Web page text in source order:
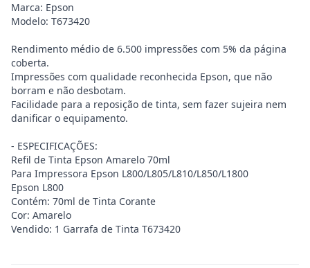
Marca: Epson
Modelo: T673420
Rendimento médio de 6.500 impressões com 5% da página
coberta.
Impressões com qualidade reconhecida Epson, que não
borram e não desbotam.
Facilidade para a reposição de tinta, sem fazer sujeira nem
danificar o equipamento.
- ESPECIFICAÇÕES:
Refil de Tinta Epson Amarelo 70ml
Para Impressora Epson L800/L805/L810/L850/L1800
Epson L800
Contém: 70ml de Tinta Corante
Cor: Amarelo
Vendido: 1 Garrafa de Tinta T673420